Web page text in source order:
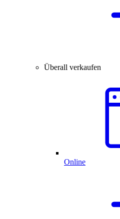
Überall verkaufen
Online